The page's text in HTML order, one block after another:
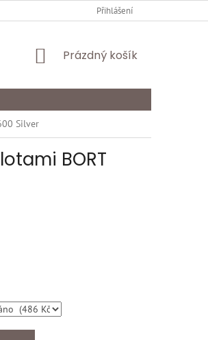
ODSTOUPENÍ OD
Přihlášení
NÁKUPNÍ
Prázdný košík
Silver
BORT